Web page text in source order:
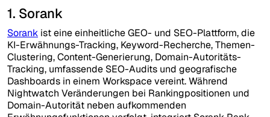
1. Sorank
Sorank ist eine einheitliche GEO- und SEO-Plattform, die
KI-Erwähnungs-Tracking, Keyword-Recherche, Themen-
Clustering, Content-Generierung, Domain-Autoritäts-
Tracking, umfassende SEO-Audits und geografische
Dashboards in einem Workspace vereint. Während
Nightwatch Veränderungen bei Rankingpositionen und
Domain-Autorität neben aufkommenden